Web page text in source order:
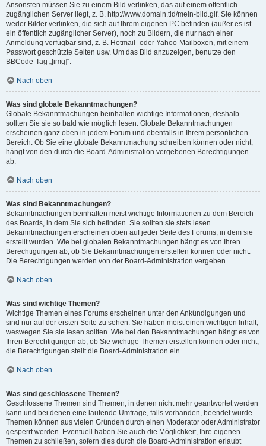
Ansonsten müssen Sie zu einem Bild verlinken, das auf einem öffentlich
zugänglichen Server liegt, z. B. http://www.domain.tld/mein-bild.gif. Sie können
weder Bilder verlinken, die sich auf Ihrem eigenen PC befinden (außer es ist
ein öffentlich zugänglicher Server), noch zu Bildern, die nur nach einer
Anmeldung verfügbar sind, z. B. Hotmail- oder Yahoo-Mailboxen, mit einem
Passwort geschützte Seiten usw. Um das Bild anzuzeigen, benutze den
BBCode-Tag „[img]“.
Nach oben
Was sind globale Bekanntmachungen?
Globale Bekanntmachungen beinhalten wichtige Informationen, deshalb
sollten Sie sie so bald wie möglich lesen. Globale Bekanntmachungen
erscheinen ganz oben in jedem Forum und ebenfalls in Ihrem persönlichen
Bereich. Ob Sie eine globale Bekanntmachung schreiben können oder nicht,
hängt von den durch die Board-Administration vergebenen Berechtigungen
ab.
Nach oben
Was sind Bekanntmachungen?
Bekanntmachungen beinhalten meist wichtige Informationen zu dem Bereich
des Boards, in dem Sie sich befinden. Sie sollten sie stets lesen.
Bekanntmachungen erscheinen oben auf jeder Seite des Forums, in dem sie
erstellt wurden. Wie bei globalen Bekanntmachungen hängt es von Ihren
Berechtigungen ab, ob Sie Bekanntmachungen erstellen können oder nicht.
Die Berechtigungen werden von der Board-Administration vergeben.
Nach oben
Was sind wichtige Themen?
Wichtige Themen eines Forums erscheinen unter den Ankündigungen und
sind nur auf der ersten Seite zu sehen. Sie haben meist einen wichtigen Inhalt,
weswegen Sie sie lesen sollten. Wie bei den Bekanntmachungen hängt es von
Ihren Berechtigungen ab, ob Sie wichtige Themen erstellen können oder nicht;
die Berechtigungen stellt die Board-Administration ein.
Nach oben
Was sind geschlossene Themen?
Geschlossene Themen sind Themen, in denen nicht mehr geantwortet werden
kann und bei denen eine laufende Umfrage, falls vorhanden, beendet wurde.
Themen können aus vielen Gründen durch einen Moderator oder Administrator
gesperrt werden. Eventuell haben Sie auch die Möglichkeit, Ihre eigenen
Themen zu schließen, sofern dies durch die Board-Administration erlaubt